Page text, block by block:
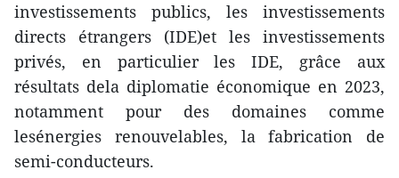
investissements publics, les investissements
directs étrangers (IDE)et les investissements
privés, en particulier les IDE, grâce aux
résultats dela diplomatie économique en 2023,
notamment pour des domaines comme
lesénergies renouvelables, la fabrication de
semi-conducteurs.